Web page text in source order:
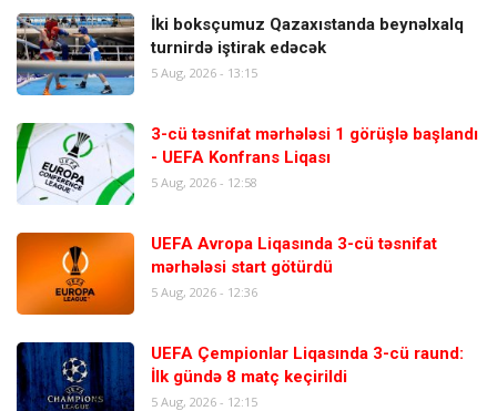
İki boksçumuz Qazaxıstanda beynəlxalq
turnirdə iştirak edəcək
5 Aug, 2026 - 13:15
3-cü təsnifat mərhələsi 1 görüşlə başlandı
- UEFA Konfrans Liqası
5 Aug, 2026 - 12:58
UEFA Avropa Liqasında 3-cü təsnifat
mərhələsi start götürdü
5 Aug, 2026 - 12:36
UEFA Çempionlar Liqasında 3-cü raund:
İlk gündə 8 matç keçirildi
5 Aug, 2026 - 12:15